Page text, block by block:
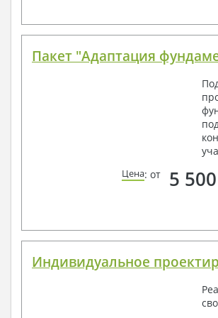
Пакет "Адаптация
Цена: от 5 500
Индивидуальное